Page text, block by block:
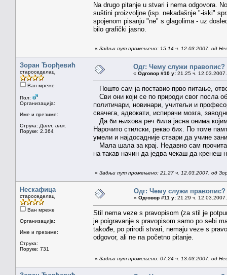
Na drugo pitanje u stvari i nema odgovora.
suštini proizvoljne (isp. nekadašnje "-iski"
spojenom pisanju "ne" s glagolima - uz
bilo grafički jasno.
« Задњи пут промењено: 15.14 ч. 12.03.2007. од
Зоран Ђорђевић
староседелац
Ван мреже
Пол:
Организација:
Име и презиме:
Струка: Дипл. инж.
Поруке: 2.364
Одг: Чему служи правопис?
« Одговор #10 у: 21.25 ч.
Пошто сам ја поставио прво питање,
Сви они који се по природи свог посла
политичари, новинари, учитељи и
свачега, адвокати, испирачи мозга,
Да би њихова реч била јасна онима
Нарочито стилски, рекао бих. По томе
умели и најдосадније ствари да учине
Мала шала за крај. Недавно сам
на такав начин да једва чекаш да кренеш
« Задњи пут промењено: 21.27 ч. 12.03.2007. од
Нескафица
староседелац
Ван мреже
Организација:
Име и презиме:
Струка:
Поруке: 731
Одг: Чему служи правопис?
« Одговор #11 у: 21.29 ч.
Stil nema veze s pravopisom (za stil je
je poigravanje s pravopisom samo po sebi
takođe, po prirodi stvari, nemaju veze s
odgovor, ali ne na početno pitanje.
« Задњи пут промењено: 07.24 ч. 13.03.2007. од